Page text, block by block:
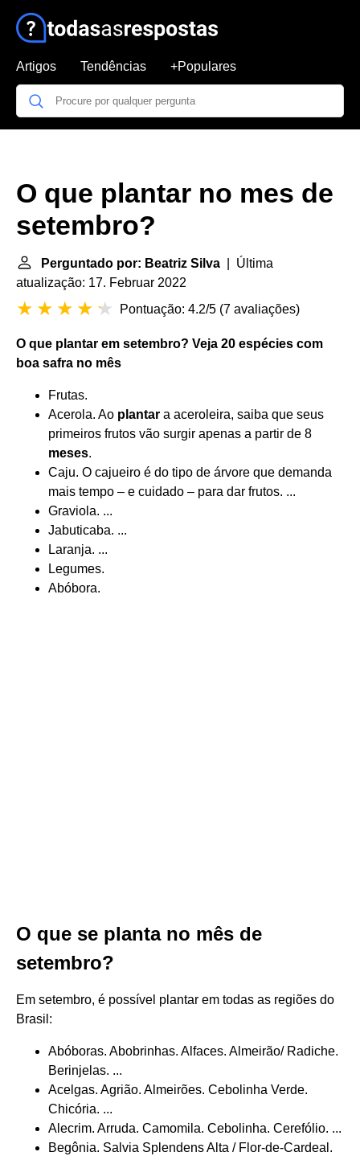
Artigos Tendências +Populares
O que plantar no mes de
setembro?
Perguntado por: Beatriz Silva | Última
atualização: 17. Februar 2022
Pontuação: 4.2/5 (7 avaliações)
O que plantar em setembro? Veja 20 espécies com
boa safra no mês
Frutas.
Acerola. Ao plantar a aceroleira, saiba que seus
primeiros frutos vão surgir apenas a partir de 8
meses.
Caju. O cajueiro é do tipo de árvore que demanda
mais tempo – e cuidado – para dar frutos. ...
Graviola. ...
Jabuticaba. ...
Laranja. ...
Legumes.
Abóbora.
O que se planta no mês de
setembro?
Em setembro, é possível plantar em todas as regiões do
Brasil:
Abóboras. Abobrinhas. Alfaces. Almeirão/ Radiche.
Berinjelas. ...
Acelgas. Agrião. Almeirões. Cebolinha Verde.
Chicória. ...
Alecrim. Arruda. Camomila. Cebolinha. Cerefólio. ...
Begônia. Salvia Splendens Alta / Flor-de-Cardeal.